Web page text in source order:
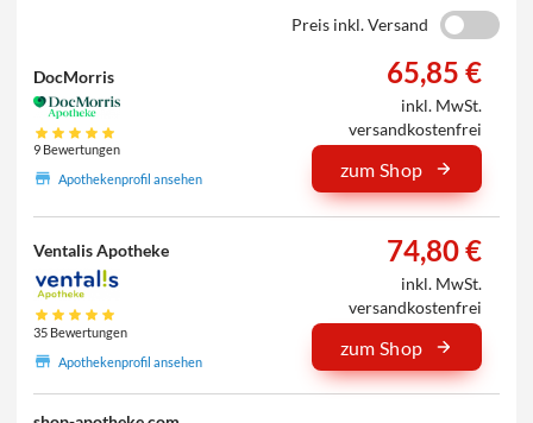
Preis inkl. Versand
DocMorris
9 Bewertungen
Apothekenprofil ansehen
65,85 €
inkl. MwSt.
versandkostenfrei
zum Shop
Ventalis Apotheke
35 Bewertungen
Apothekenprofil ansehen
74,80 €
inkl. MwSt.
versandkostenfrei
zum Shop